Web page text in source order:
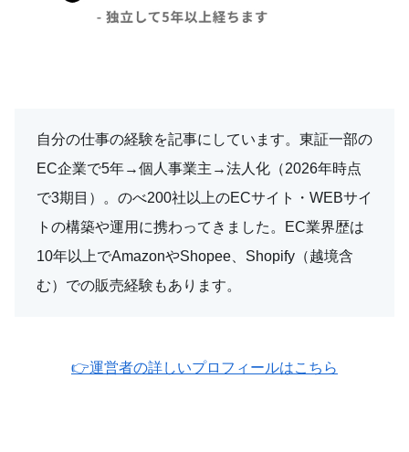
自分の仕事の経験を記事にしています。東証一部の
EC企業で5年→個人事業主→法人化（2026年時点
で3期目）。のべ200社以上のECサイト・WEBサイ
トの構築や運用に携わってきました。EC業界歴は
10年以上でAmazonやShopee、Shopify（越境含
む）での販売経験もあります。
👉運営者の詳しいプロフィールはこちら